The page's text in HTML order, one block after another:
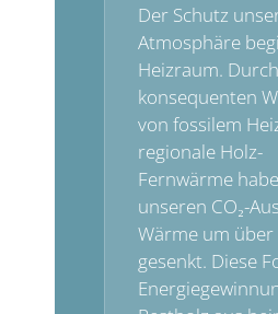
Der Schutz
Atmosphäre
Heizraum.
konsequenten
von fossilem
regionale Holz-
Fernwärme
unseren CO₂-
Wärme um über
gesenkt. Diese